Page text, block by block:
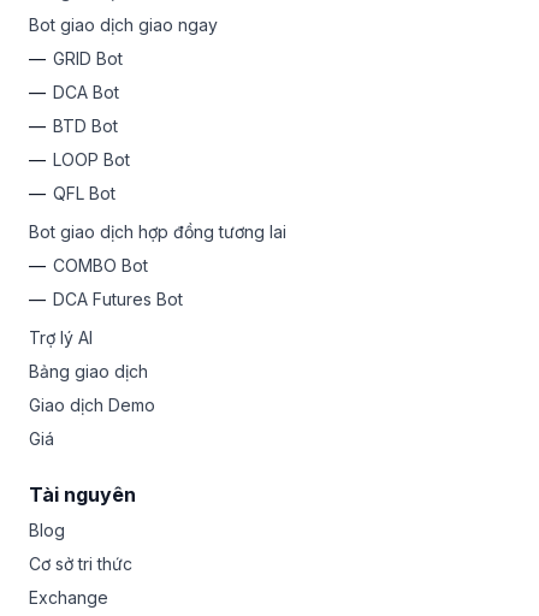
Bot giao dịch giao ngay
GRID Bot
DCA Bot
BTD Bot
LOOP Bot
QFL Bot
Bot giao dịch hợp đồng tương lai
COMBO Bot
DCA Futures Bot
Trợ lý AI
Bảng giao dịch
Giao dịch Demo
Giá
Tài nguyên
Blog
Cơ sở tri thức
Exchange